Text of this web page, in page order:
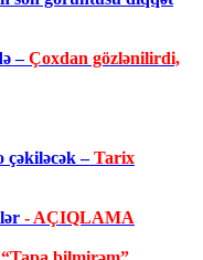
–Çoxdan gözlənilirdi,
çəkiləcək –Tarix
- AÇIQLAMA